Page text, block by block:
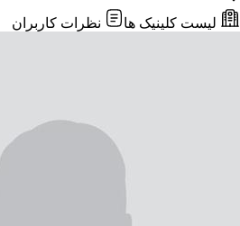
لیست کلینیک ها نظرات کاربران